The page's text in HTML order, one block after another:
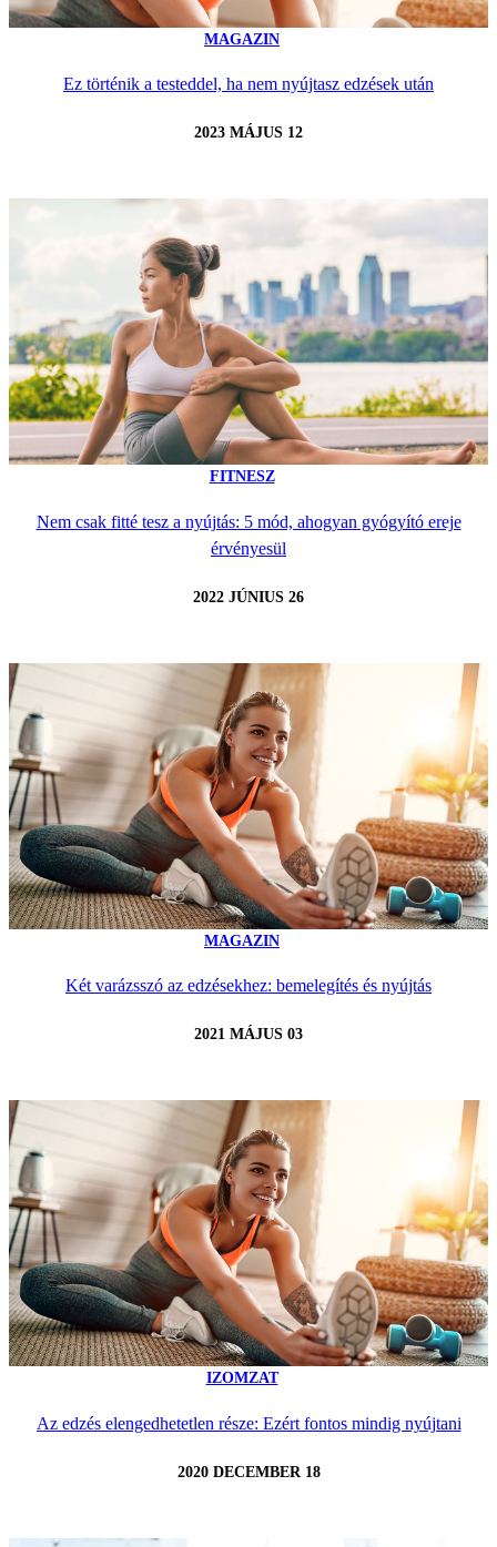
MAGAZIN
Ez történik a testeddel, ha nem nyújtasz edzések után
2023 MÁJUS 12
FITNESZ
Nem csak fitté tesz a nyújtás: 5 mód, ahogyan gyógyító ereje
érvényesül
2022 JÚNIUS 26
MAGAZIN
Két varázsszó az edzésekhez: bemelegítés és nyújtás
2021 MÁJUS 03
IZOMZAT
Az edzés elengedhetetlen része: Ezért fontos mindig nyújtani
2020 DECEMBER 18